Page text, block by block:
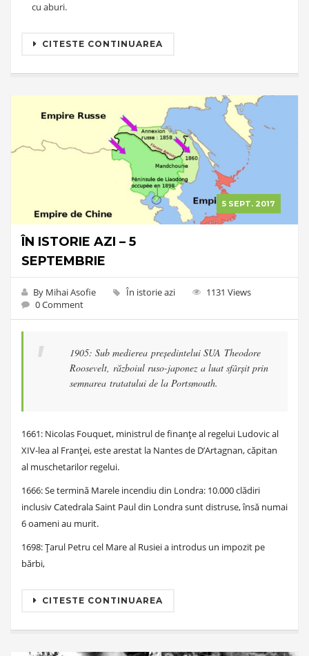
cu aburi.
CITESTE CONTINUAREA
ÎN ISTORIE AZI – 5
SEPTEMBRIE
5 SEPT. 2017
By Mihai Asofie În istorie azi
1131 Views
0 Comment
1905: Sub medierea președintelui SUA Theodore
Roosevelt, războiul ruso-japonez a luat sfârșit prin
semnarea tratatului de la Portsmouth.
1661: Nicolas Fouquet, ministrul de finanțe al regelui Ludovic al
XIV-lea al Franței, este arestat la Nantes de D’Artagnan, căpitan
al muschetarilor regelui.
1666: Se termină Marele incendiu din Londra: 10.000 clădiri
inclusiv Catedrala Saint Paul din Londra sunt distruse, însă numai
6 oameni au murit.
1698: Țarul Petru cel Mare al Rusiei a introdus un impozit pe
bărbi,
CITESTE CONTINUAREA